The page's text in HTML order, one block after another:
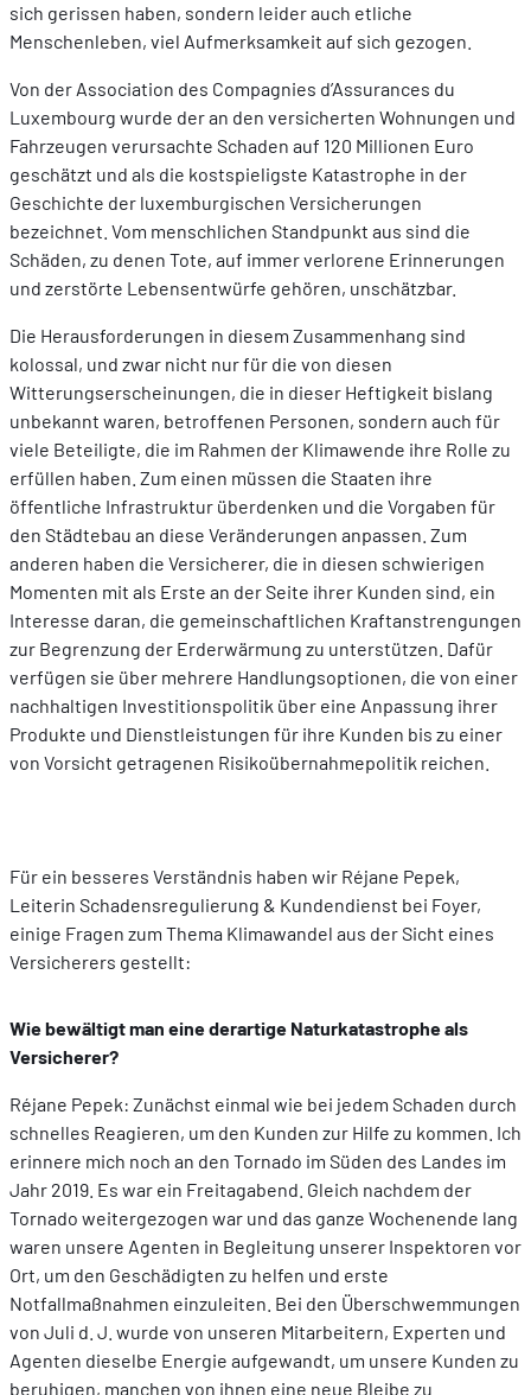
sich gerissen haben, sondern leider auch etliche
Menschenleben, viel Aufmerksamkeit auf sich gezogen.
Von der Association des Compagnies d’Assurances du
Luxembourg wurde der an den versicherten Wohnungen und
Fahrzeugen verursachte Schaden auf 120 Millionen Euro
geschätzt und als die kostspieligste Katastrophe in der
Geschichte der luxemburgischen Versicherungen
bezeichnet. Vom menschlichen Standpunkt aus sind die
Schäden, zu denen Tote, auf immer verlorene Erinnerungen
und zerstörte Lebensentwürfe gehören, unschätzbar.
Die Herausforderungen in diesem Zusammenhang sind
kolossal, und zwar nicht nur für die von diesen
Witterungserscheinungen, die in dieser Heftigkeit bislang
unbekannt waren, betroffenen Personen, sondern auch für
viele Beteiligte, die im Rahmen der Klimawende ihre Rolle zu
erfüllen haben. Zum einen müssen die Staaten ihre
öffentliche Infrastruktur überdenken und die Vorgaben für
den Städtebau an diese Veränderungen anpassen. Zum
anderen haben die Versicherer, die in diesen schwierigen
Momenten mit als Erste an der Seite ihrer Kunden sind, ein
Interesse daran, die gemeinschaftlichen Kraftanstrengungen
zur Begrenzung der Erderwärmung zu unterstützen. Dafür
verfügen sie über mehrere Handlungsoptionen, die von einer
nachhaltigen Investitionspolitik über eine Anpassung ihrer
Produkte und Dienstleistungen für ihre Kunden bis zu einer
von Vorsicht getragenen Risikoübernahmepolitik reichen.
Für ein besseres Verständnis haben wir Réjane Pepek,
Leiterin Schadensregulierung & Kundendienst bei Foyer,
einige Fragen zum Thema Klimawandel aus der Sicht eines
Versicherers gestellt:
Wie bewältigt man eine derartige Naturkatastrophe als
Versicherer?
Réjane Pepek: Zunächst einmal wie bei jedem Schaden durch
schnelles Reagieren, um den Kunden zur Hilfe zu kommen. Ich
erinnere mich noch an den Tornado im Süden des Landes im
Jahr 2019. Es war ein Freitagabend. Gleich nachdem der
Tornado weitergezogen war und das ganze Wochenende lang
waren unsere Agenten in Begleitung unserer Inspektoren vor
Ort, um den Geschädigten zu helfen und erste
Notfallmaßnahmen einzuleiten. Bei den Überschwemmungen
von Juli d. J. wurde von unseren Mitarbeitern, Experten und
Agenten dieselbe Energie aufgewandt, um unsere Kunden zu
beruhigen, manchen von ihnen eine neue Bleibe zu